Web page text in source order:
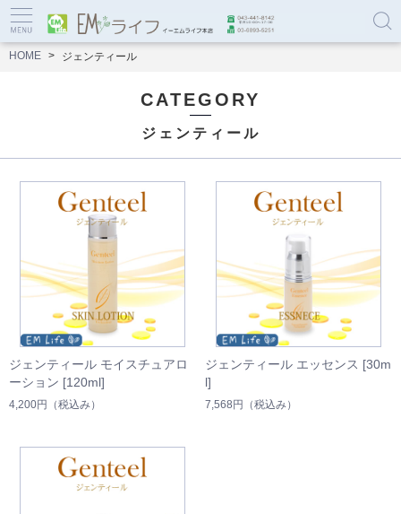
HOME ジェンティール
CATEGORY
ジェンティール
ジェンティール モイスチュアロ
ーション [120ml]
4,200円 （税込み）
ジェンティール エッセンス [30m
l]
7,568円 （税込み）